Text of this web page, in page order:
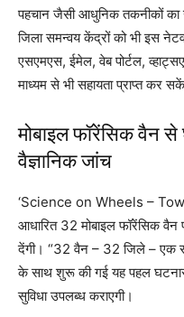
पहचान जैसी आधुनिक तकनीकों का
जिला समन्वय केंद्रों को भी इस
एसएमएस, ईमेल, वेब पोर्टल,
माध्यम से भी सहायता प्राप्त कर
मोबाइल फॉरेंसिक वैन से
वैज्ञानिक जांच
‘Science on Wheels –
आधारित 32 मोबाइल फॉरेंसिक
देंगी। “32 वैन – 32 जिले – एक
के साथ शुरू की गई यह पहल
सुविधा उपलब्ध कराएगी।